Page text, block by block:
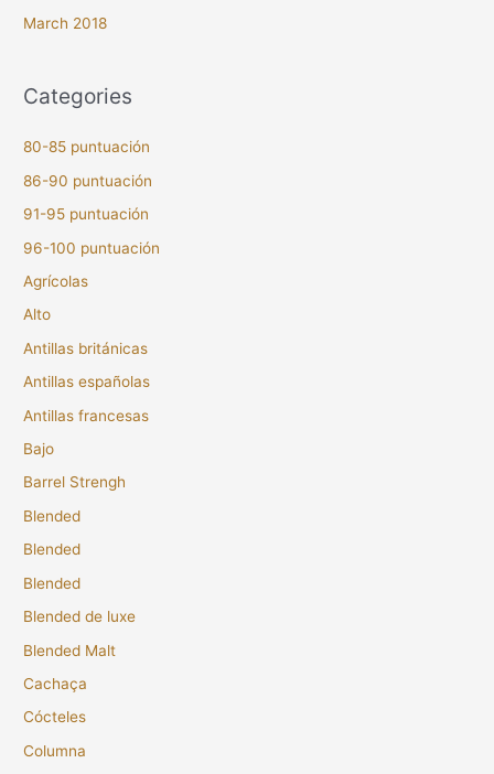
March 2018
Categories
80-85 puntuación
86-90 puntuación
91-95 puntuación
96-100 puntuación
Agrícolas
Alto
Antillas británicas
Antillas españolas
Antillas francesas
Bajo
Barrel Strengh
Blended
Blended
Blended
Blended de luxe
Blended Malt
Cachaça
Cócteles
Columna